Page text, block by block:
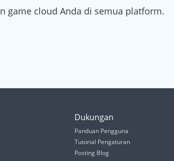
game cloud Anda di semua platform.
Dukungan
Panduan Pengguna
Tutorial Pengaturan
Posting Blog